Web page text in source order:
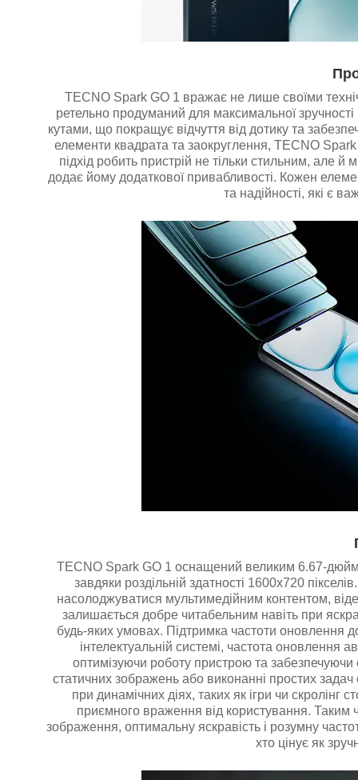
TECNO Spark GO 1 вражає не лише своїми
ретельно продуманий для максимальної
кутами, що покращує відчуття від дотику та
елементи квадрата та заокруглення, TECNO Spark
підхід робить пристрій не тільки стильним, але
додає йому додаткової привабливості. Кожен
та надійності, які є
TECNO Spark GO 1 оснащений великим 6.67-
завдяки роздільній здатності 1600x720
насолоджуватися мультимедійним контентом,
залишається добре читабельним навіть при
будь-яких умовах. Підтримка частоти оновлення
інтелектуальній системі, частота оновлення
оптимізуючи роботу пристрою та
статичних зображень або виконанні простих
при динамічних діях, таких як ігри чи скролінг
приємного враження від користування. Таким
зображення, оптимальну яскравість і розумну
хто цінує як